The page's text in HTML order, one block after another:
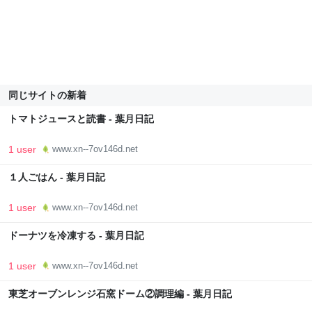
同じサイトの新着
トマトジュースと読書 - 葉月日記
1 user www.xn--7ov146d.net
１人ごはん - 葉月日記
1 user www.xn--7ov146d.net
ドーナツを冷凍する - 葉月日記
1 user www.xn--7ov146d.net
東芝オーブンレンジ石窯ドーム②調理編 - 葉月日記